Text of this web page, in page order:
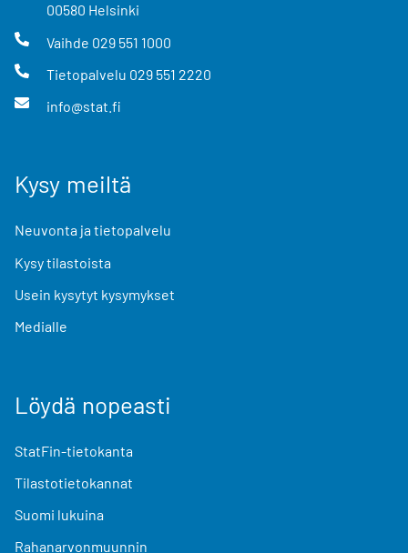
00580 Helsinki
Vaihde 029 551 1000
Tietopalvelu 029 551 2220
info@stat.fi
Kysy meiltä
Neuvonta ja tietopalvelu
Kysy tilastoista
Usein kysytyt kysymykset
Medialle
Löydä nopeasti
StatFin-tietokanta
Tilastotietokannat
Suomi lukuina
Rahanarvonmuunnin